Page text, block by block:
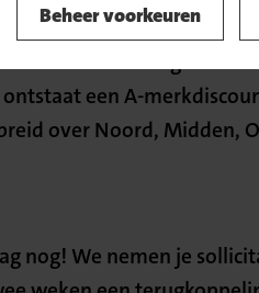
Beheer voorkeuren
en Boni
een A-
over Noord, Midden,
nog! We nemen je